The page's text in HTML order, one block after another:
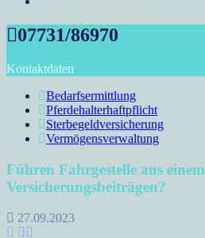
07731/86970
Kontaktdaten
Bedarfsermittlung
Pferdehalterhaftpflicht
Sterbegeldversicherung
Vermögensverwaltung
Führen Fahrgestelle aus
Versicherungsbeiträgen?
27.09.2023